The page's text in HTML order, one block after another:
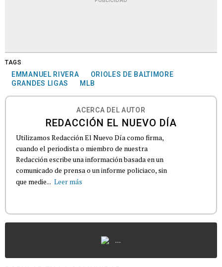
TAGS
EMMANUEL RIVERA
ORIOLES DE BALTIMORE
GRANDES LIGAS
MLB
ACERCA DEL AUTOR
REDACCIÓN EL NUEVO DÍA
Utilizamos Redacción El Nuevo Día como firma,
cuando el periodista o miembro de nuestra
Redacción escribe una información basada en un
comunicado de prensa o un informe policiaco, sin
que medie... Leer más
...